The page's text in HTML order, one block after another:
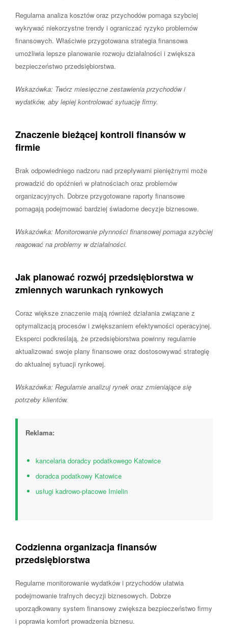
Regularna analiza kosztów oraz przychodów pomaga szybciej
wykrywać niekorzystne trendy i ograniczać ryzyko problemów
finansowych. Właściwie przygotowana strategia finansowa
umożliwia lepsze planowanie rozwoju działalności i zwiększa
bezpieczeństwo przedsiębiorstwa.
Wskazówka: Twórz miesięczne zestawienia przychodów i
wydatków, aby lepiej kontrolować sytuację firmy.
Znaczenie bieżącej kontroli finansów w
firmie
Brak odpowiedniego nadzoru nad przepływami pieniężnymi może
prowadzić do opóźnień w płatnościach oraz problemów
organizacyjnych. Dobrze przygotowane raporty finansowe
pomagają podejmować bardziej świadome decyzje biznesowe.
Wskazówka: Monitorowanie płynności finansowej pomaga szybciej
reagować na problemy w działalności.
Jak planować rozwój przedsiębiorstwa w
zmiennych warunkach rynkowych
Coraz większe znaczenie mają również działania związane z
optymalizacją procesów i zwiększaniem efektywności operacyjnej.
Eksperci podkreślają, że przedsiębiorstwa powinny regularnie
aktualizować swoje plany finansowe oraz dostosowywać strategię
do aktualnej sytuacji rynkowej.
Wskazówka: Regularnie analizuj rynek oraz zmieniające się
potrzeby klientów.
Reklama:
kancelaria doradcy podatkowego Katowice
doradca podatkowy Katowice
usługi kadrowo-płacowe Imielin
Codzienna organizacja finansów
przedsiębiorstwa
Regularne monitorowanie wydatków i przychodów ułatwia
podejmowanie trafnych decyzji biznesowych. Dobrze
uporządkowany system finansowy zwiększa bezpieczeństwo firmy
i poprawia komfort prowadzenia biznesu.